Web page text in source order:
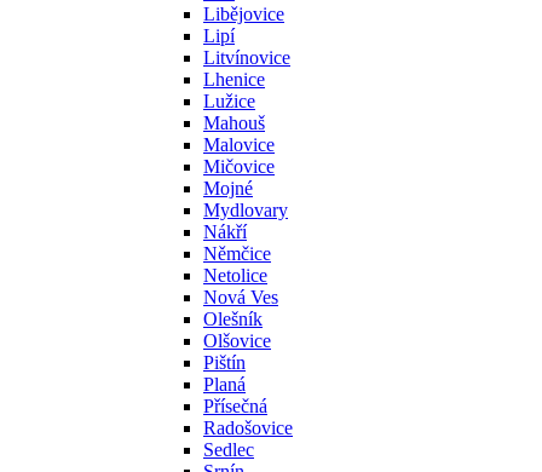
Libějovice
Lipí
Litvínovice
Lhenice
Lužice
Mahouš
Malovice
Mičovice
Mojné
Mydlovary
Nákří
Němčice
Netolice
Nová Ves
Olešník
Olšovice
Pištín
Planá
Přísečná
Radošovice
Sedlec